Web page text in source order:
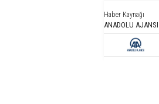
Haber Kaynağı
ANADOLU AJANSI